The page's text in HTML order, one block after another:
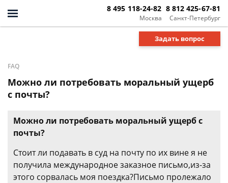
Москва
8 495 118-24-82
Санкт-Петербург
8 812 425-67-81
Задать вопрос
FAQ
Можно ли потребовать моральный ущерб
с почты?
Можно ли потребовать моральный ущерб с
почты?
Стоит ли подавать в суд на почту по их вине я не
получила международное заказное письмо,из-за
этого сорвалась моя поездка?Письмо пролежало